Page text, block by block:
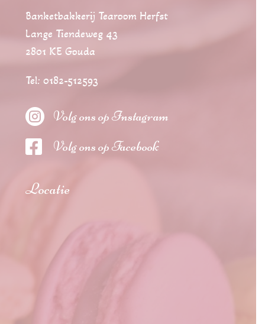
Banketbakkerij Tearoom Herfst
Lange Tiendeweg 43
2801 KE Gouda
Tel: 0182-512593
 Volg ons op Instagram
 Volg ons op Facebook
Locatie